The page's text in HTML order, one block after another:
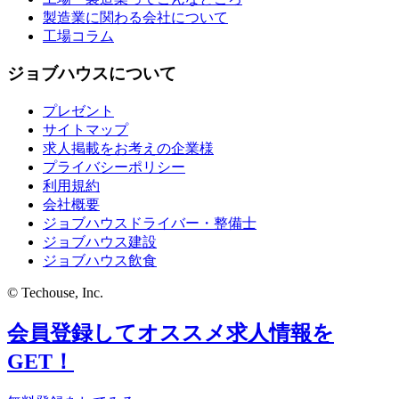
製造業に関わる会社について
工場コラム
ジョブハウスについて
プレゼント
サイトマップ
求人掲載をお考えの企業様
プライバシーポリシー
利用規約
会社概要
ジョブハウスドライバー・整備士
ジョブハウス建設
ジョブハウス飲食
© Techouse, Inc.
会員登録してオススメ求人情報を
GET！